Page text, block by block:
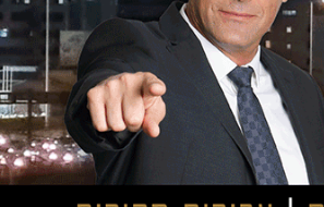
מרכז התחלה חדשה
אסירים עבירות מין
שירותים מקצועיים לעורכי
דין
0544500346
מאיה בלום, עו"ס,
טיפול ושיקום
טיפול בהתמכרויות